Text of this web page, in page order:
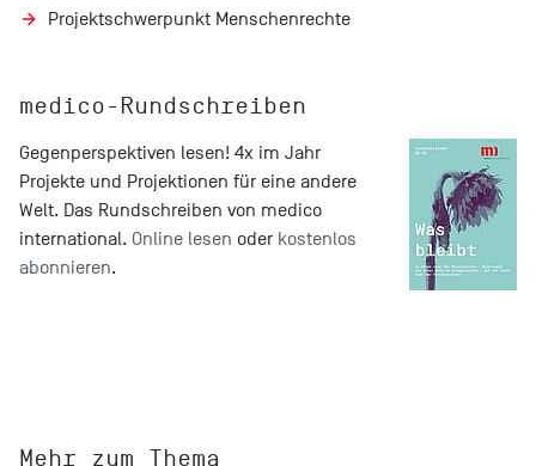
Projektschwerpunkt Menschenrechte
medico-Rundschreiben
Gegenperspektiven lesen! 4x im Jahr
Projekte und Projektionen für eine andere
Welt. Das Rundschreiben von medico
international. Online lesen oder kostenlos
abonnieren.
Mehr zum Thema